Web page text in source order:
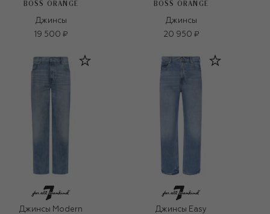
BOSS ORANGE
Джинсы
19 500 ₽
BOSS ORANGE
Джинсы
20 950 ₽
Джинсы Modern
Джинсы Easy